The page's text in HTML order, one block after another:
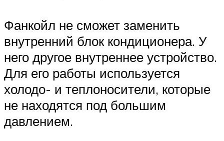
Фанкойл не сможет заменить
внутренний блок кондиционера. У
него другое внутреннее устройство.
Для его работы используется
холодо- и теплоносители, которые
не находятся под большим
давлением.